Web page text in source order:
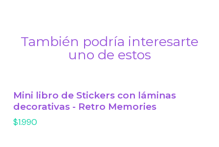
También podría interesarte
uno de estos
Mini libro de Stickers con láminas
decorativas - Retro Memories
$1.990